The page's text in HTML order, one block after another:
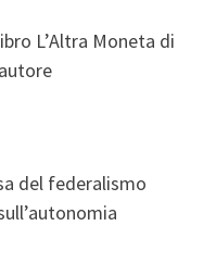
L’Altra Moneta di
del federalismo